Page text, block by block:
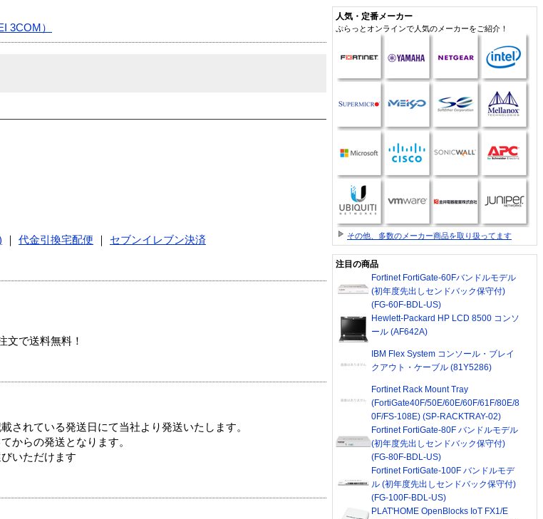
3COM）
代金引換宅配便
セブンイレブン決済
文で送料無料！
されている発送日にて当社より発送いたします。
からの発送となります。
いただけます
人気・定番メーカー
ぷらっとオンラインで人気のメーカーをご紹介！
その他、多数のメーカー商品を取り扱ってます
注目の商品
Fortinet FortiGate-60Fバンドルモデル
(初年度先出しセンドバック保守付)
(FG-60F-BDL-US)
Hewlett-Packard HP LCD 8500 コンソ
ール (AF642A)
IBM Flex System コンソール・ブレイ
クアウト・ケーブル (81Y5286)
Fortinet Rack Mount Tray
(FortiGate40F/50E/60E/60F/61F/80E/8
0F/FS-108E) (SP-RACKTRAY-02)
Fortinet FortiGate-80F バンドルモデル
(初年度先出しセンドバック保守付)
(FG-80F-BDL-US)
Fortinet FortiGate-100F バンドルモデ
ル (初年度先出しセンドバック保守付)
(FG-100F-BDL-US)
PLAT'HOME OpenBlocks IoT FX1/E